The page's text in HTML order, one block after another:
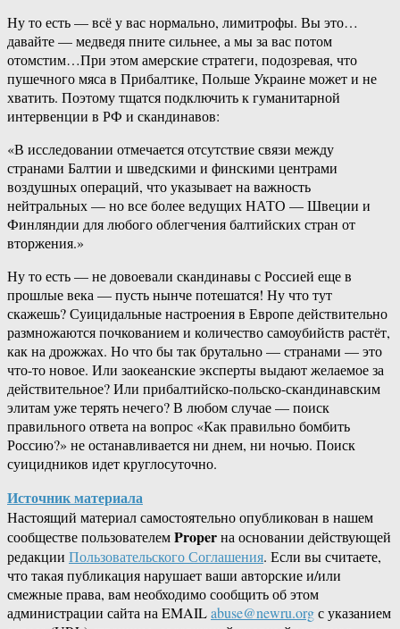
Ну то есть — всё у вас нормально, лимитрофы. Вы это…
давайте — медведя пните сильнее, а мы за вас потом
отомстим…При этом амерские стратеги, подозревая, что
пушечного мяса в Прибалтике, Польше Украине может и не
хватить. Поэтому тщатся подключить к гуманитарной
интервенции в РФ и скандинавов:
«В исследовании отмечается отсутствие связи между
странами Балтии и шведскими и финскими центрами
воздушных операций, что указывает на важность
нейтральных — но все более ведущих НАТО — Швеции и
Финляндии для любого облегчения балтийских стран от
вторжения.»
Ну то есть — не довоевали скандинавы с Россией еще в
прошлые века — пусть нынче потешатся! Ну что тут
скажешь? Суицидальные настроения в Европе действительно
размножаются почкованием и количество самоубийств растёт,
как на дрожжах. Но что бы так брутально — странами — это
что-​то новое. Или заокеанские эксперты выдают желаемое за
действительное? Или прибалтийско-​польско-скандинавским
элитам уже терять нечего? В любом случае — поиск
правильного ответа на вопрос «Как правильно бомбить
Россию?» не останавливается ни днем, ни ночью. Поиск
суицидников идет круглосуточно.
Источник материала
Настоящий материал самостоятельно опубликован в нашем
сообществе пользователемProperна основании действующей
редакции Пользовательского Соглашения. Если вы считаете,
что такая публикация нарушает ваши авторские и/или
смежные права, вам необходимо сообщить об этом
администрации сайта на EMAILabuse@newru.orgс указанием